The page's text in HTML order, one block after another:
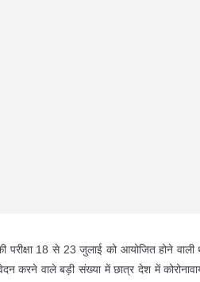
परीक्षा 18 से 23 जुलाई को आयोजित होने
करने वाले बड़ी संख्या में छात्र देश में